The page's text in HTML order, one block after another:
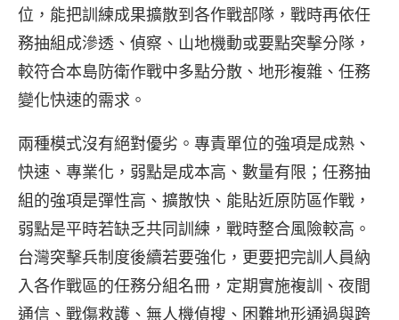
位，能把訓練成果擴散到各作戰部隊，戰時再依任
務抽組成滲透、偵察、山地機動或要點突擊分隊，
較符合本島防衛作戰中多點分散、地形複雜、任務
變化快速的需求。
兩種模式沒有絕對優劣。專責單位的強項是成熟、
快速、專業化，弱點是成本高、數量有限；任務抽
組的強項是彈性高、擴散快、能貼近原防區作戰，
弱點是平時若缺乏共同訓練，戰時整合風險較高。
台灣突擊兵制度後續若要強化，更要把完訓人員納
入各作戰區的任務分組名冊，定期實施複訓、夜間
通信、戰傷救護、無人機偵搜、困難地形通過與跨